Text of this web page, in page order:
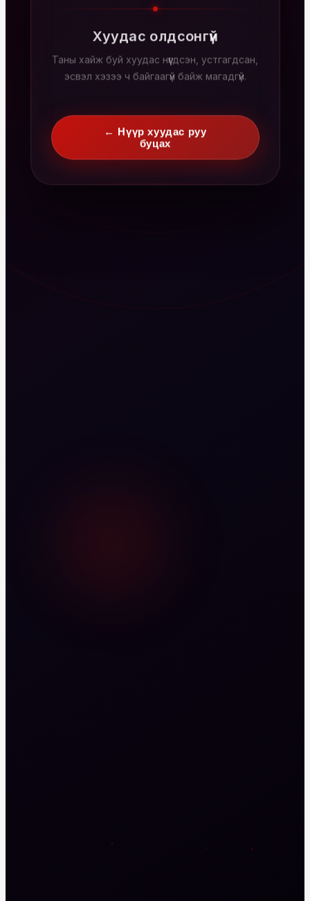
Хуудас олдсонгүй
Таны хайж буй хуудас нүүгдсэн, устгагдсан,
эсвэл хэзээ ч байгаагүй байж магадгүй.
← Нүүр хуудас руу
буцах